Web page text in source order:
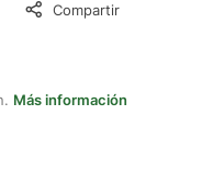
Compartir
Más información